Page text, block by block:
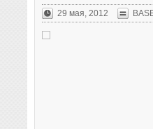
29 мая, 2012